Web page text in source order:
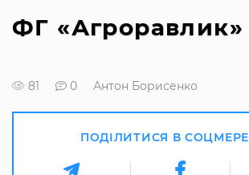
ФГ «Агроравлик»
81 0 Антон Борисенко
ПОДІЛИТИСЯ В